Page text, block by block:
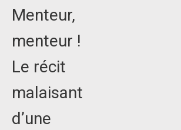
Menteur,
menteur !
Le récit
malaisant
d’une